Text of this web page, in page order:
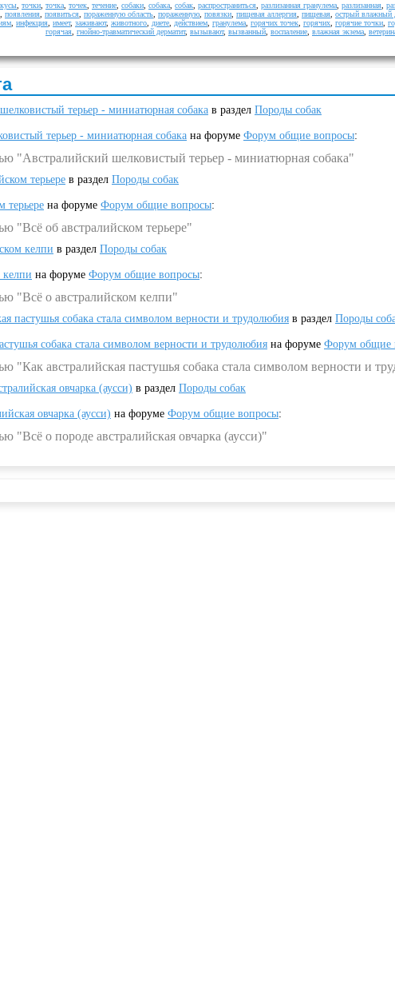
точки точка точек течение собаки собака собак распространиться разлизанная гранулема разлизанная
появления появиться пораженную область пораженную повязки пищевая аллергия пищевая острый влажный
инфекция имеет, заживают, животного диете действием гранулема горячих точек горячих горячие точки
горячая гнойно-травматический дерматит, вызывают, вызванный воспаление влажная экзема
терьер - миниатюрная собака в раздел Породы собак
терьер - миниатюрная собака на форуме Форум общие вопросы:
"Австралийский шелковистый терьер - миниатюрная собака"
терьере в раздел Породы собак
терьере на форуме Форум общие вопросы:
"Всё об австралийском терьере"
келпи в раздел Породы собак
келпи на форуме Форум общие вопросы:
"Всё о австралийском келпи"
пастушья собака стала символом верности и трудолюбия в раздел Породы
собака стала символом верности и трудолюбия на форуме Форум общие
"Как австралийская пастушья собака стала символом верности и
овчарка (аусси) в раздел Породы собак
овчарка (аусси) на форуме Форум общие вопросы:
"Всё о породе австралийская овчарка (аусси)"